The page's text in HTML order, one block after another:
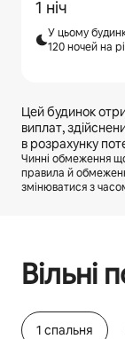
1 ніч
У цьому
120 ночей на
Цей будинок
виплат,
в розрахунку
Чинні обмеження
правила й
змінюватися з
Вільні
1 спальня